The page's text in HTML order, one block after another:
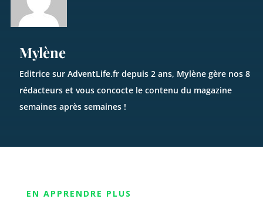
Mylène
Editrice sur AdventLife.fr depuis 2 ans, Mylène gère nos 8
rédacteurs et vous concocte le contenu du magazine
semaines après semaines !
EN APPRENDRE PLUS